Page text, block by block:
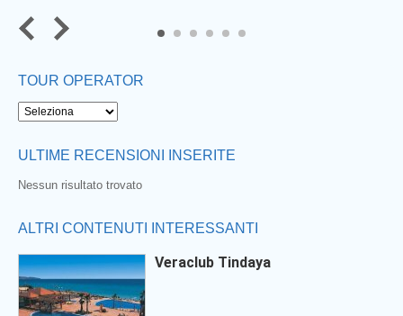
TOUR OPERATOR
ULTIME RECENSIONI INSERITE
Nessun risultato trovato
ALTRI CONTENUTI INTERESSANTI
Veraclub Tindaya